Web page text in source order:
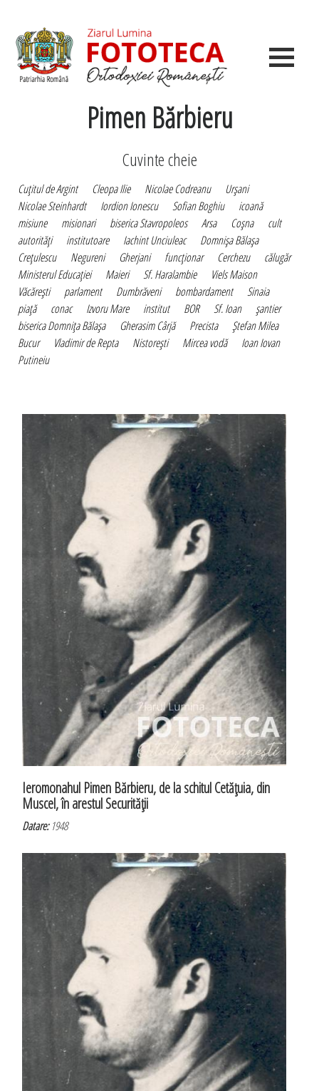
Pimen Bărbieru
Cuvinte cheie
Cuţitul de Argint Cleopa Ilie Nicolae Codreanu
Urşani
Nicolae Steinhardt
Iordion Ionescu Sofian Boghiu
icoană
misiune
misionari biserica Stavropoleos Arsa Coşna
cult
autorităţi
institutoare Iachint Unciuleac
Domnişa Bălaşa
Creţulescu
Negureni Gherjani funcţionar Cerchezu
călugăr
Ministerul Educaţiei
Maieri Sf. Haralambie
Viels Maison
Văcăreşti
parlament Dumbrăveni bombardament
Sinaia
piaţă
conac Izvoru Mare institut BOR Sf. Ioan
şantier
biserica Domniţa Bălaşa
Gherasim Cârjă Precista
Ştefan Milea
Bucur
Vladimir de Repta Nistoreşti Mircea vodă
Ioan Iovan
Putineiu
Ieromonahul Pimen Bărbieru, de la schitul Cetăţuia, din
Muscel, în arestul Securităţii
Datare:1948